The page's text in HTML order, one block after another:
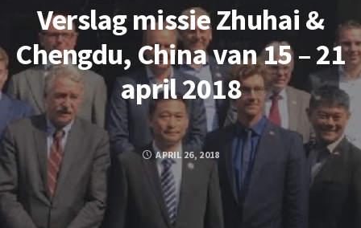
Verslag missie Zhuhai &
Chengdu, China van 15 – 21
april 2018
APRIL 26, 2018
FACEBOOK TWITTER